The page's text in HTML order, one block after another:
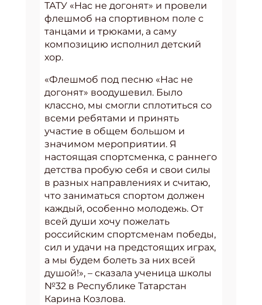
ТАТУ «Нас не догонят» и провели
флешмоб на спортивном поле с
танцами и трюками, а саму
композицию исполнил детский
хор.
«Флешмоб под песню «Нас не
догонят» воодушевил. Было
классно, мы смогли сплотиться со
всеми ребятами и принять
участие в общем большом и
значимом мероприятии. Я
настоящая спортсменка, с раннего
детства пробую себя и свои силы
в разных направлениях и считаю,
что заниматься спортом должен
каждый, особенно молодежь. От
всей души хочу пожелать
российским спортсменам победы,
сил и удачи на предстоящих играх,
а мы будем болеть за них всей
душой!», – сказала ученица школы
№32 в Республике Татарстан
Карина Козлова.